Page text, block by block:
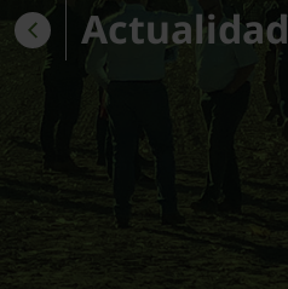
Actualidad